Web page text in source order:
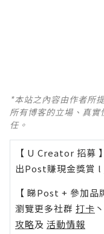
*本站之內容由作者所
所有博客的立場、真
任。
【 U Creator 招募 】
出Post賺現金獎賞 l
【 睇Post + 參加品
瀏覽更多社群 打卡 丶
攻略及 活動情報